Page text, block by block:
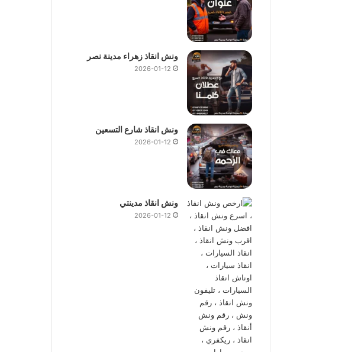
ونش انقاذ زهراء مدينة نصر
2026-01-12
ونش انقاذ شارع التسعين
2026-01-12
ونش انقاذ مدينتي
2026-01-12